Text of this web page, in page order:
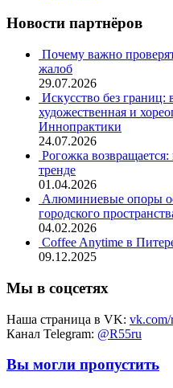
Новости партнёров
Почему важно
жалоб
29.07.2026
Искусство без границ:
художественная и
Иннопрактики
24.07.2026
Рогожка
тренде
01.04.2026
Алюминиевые опоры
городского
04.02.2026
Coffee Anytime в
09.12.2025
Мы в соцсетях
Наша страница в VK: vk.com/
Канал Telegram: @R55ru
Вы могли пропустить